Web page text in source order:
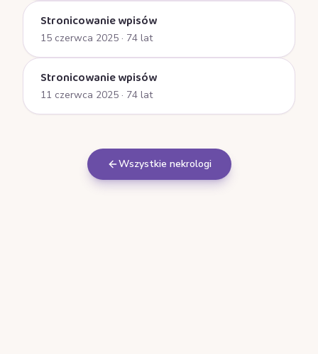
Stronicowanie wpisów
15 czerwca 2025 · 74 lat
Stronicowanie wpisów
11 czerwca 2025 · 74 lat
Wszystkie nekrologi